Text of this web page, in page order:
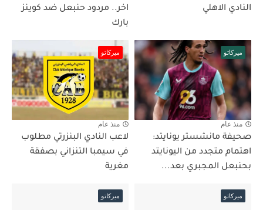
النادي الاهلي
اخر.. مردود حنبعل ضد كوينز
بارك
ميركاتو
منذ عام
صحيفة مانشستر يونايتد:
اهتمام متجدد من اليونايتد
بحنبعل المجبري بعد...
ميركاتو
منذ عام
لاعب النادي البنزرتي مطلوب
في سيمبا التنزاني بصفقة
مغرية
ميركاتو ميركاتو